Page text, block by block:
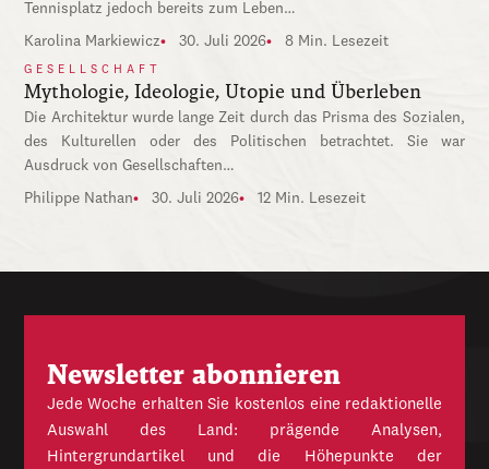
Tennisplatz jedoch bereits zum Leben…
Karolina Markiewicz 30. Juli 2026 8 Min. Lesezeit
GESELLSCHAFT
Mythologie, Ideologie, Utopie und Überleben
Die Architektur wurde lange Zeit durch das Prisma des Sozialen,
des Kulturellen oder des Politischen betrachtet. Sie war
Ausdruck von Gesellschaften…
Philippe Nathan 30. Juli 2026 12 Min. Lesezeit
Newsletter abonnieren
Jede Woche erhalten Sie kostenlos eine redaktionelle
Auswahl des Land: prägende Analysen,
Hintergrundartikel und die Höhepunkte der